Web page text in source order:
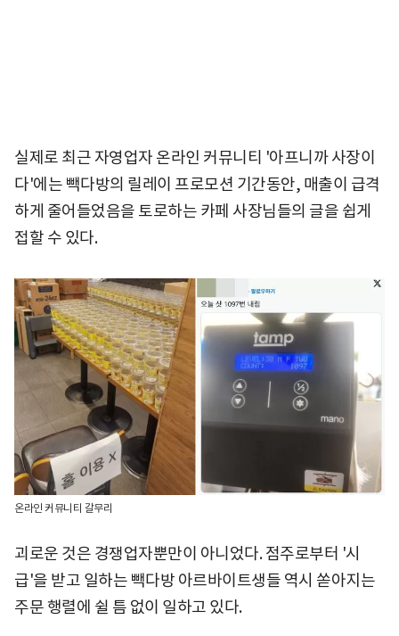
실제로 최근 자영업자 온라인 커뮤니티 '아프니까 사장이
다'에는 빽다방의 릴레이 프로모션 기간동안, 매출이 급격
하게 줄어들었음을 토로하는 카페 사장님들의 글을 쉽게
접할 수 있다.
온라인 커뮤니티 갈무리
괴로운 것은 경쟁업자뿐만이 아니었다. 점주로부터 '시
급'을 받고 일하는 빽다방 아르바이트생들 역시 쏟아지는
주문 행렬에 쉴 틈 없이 일하고 있다.